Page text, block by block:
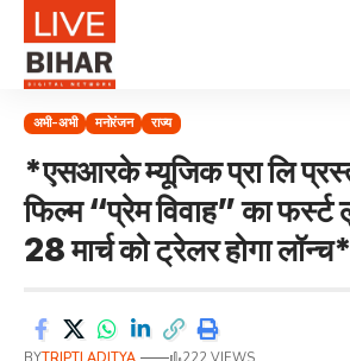
अभी-अभी मनोरंजन राज्य
*एसआरके म्यूजिक प्रा लि
फिल्म “प्रेम विवाह” का
28 मार्च को ट्रेलर होगा लॉन्च*